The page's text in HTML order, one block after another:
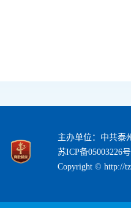
主办单位：中共泰
苏ICP备05003226号
Copyright © http://